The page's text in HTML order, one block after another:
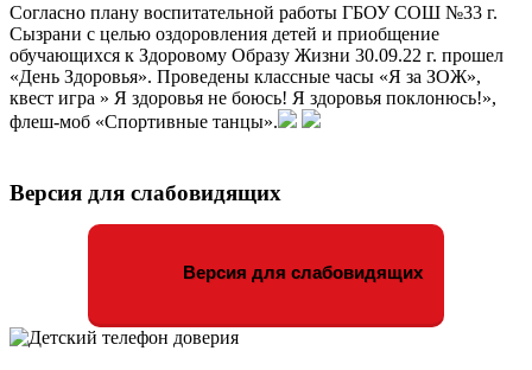
Согласно плану воспитательной работы ГБОУ СОШ №33 г.
Сызрани с целью оздоровления детей и приобщение
обучающихся к Здоровому Образу Жизни 30.09.22 г. прошел
«День Здоровья». Проведены классные часы «Я за ЗОЖ»,
квест игра » Я здоровья не боюсь! Я здоровья поклонюсь!»,
флеш-моб «Спортивные танцы».
Версия для слабовидящих
Версия для слабовидящих